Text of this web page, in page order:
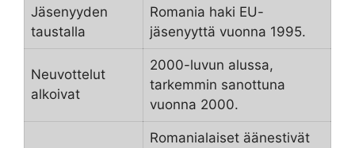
Jäsenyyden
taustalla
Romania haki EU-
jäsenyyttä vuonna 1995.
Neuvottelut
alkoivat
2000-luvun alussa,
tarkemmin sanottuna
vuonna 2000.
Romanialaiset äänestivät